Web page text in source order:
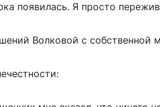
появилась. Я просто
Волковой с собственной